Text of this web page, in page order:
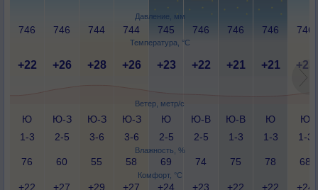
Давление, мм
Температура, °C
Ветер, метр/с
Влажность, %
Комфорт, °C
746 746 744 744 745 746 746 746 746
+22 +26 +28 +26 +23 +22 +21 +21 +23
Ю
1-3
Ю-З
2-5
Ю-З
3-6
Ю-З
3-6
Ю
2-5
Ю-В
2-5
Ю-В
1-3
Ю
1-3
Ю
1-3
76 60 55 58 69 74 75 78 68
+22 +27 +29 +27 +24 +23 +22 +22 +24